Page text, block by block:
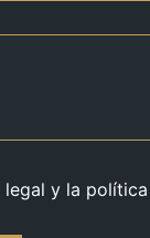
legal y la